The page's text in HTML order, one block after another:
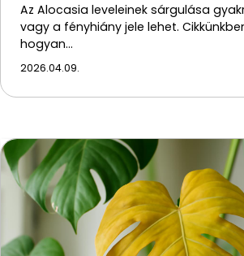
Az Alocasia leveleinek sárgulása
vagy a fényhiány jele lehet.
hogyan…
2026.04.09.